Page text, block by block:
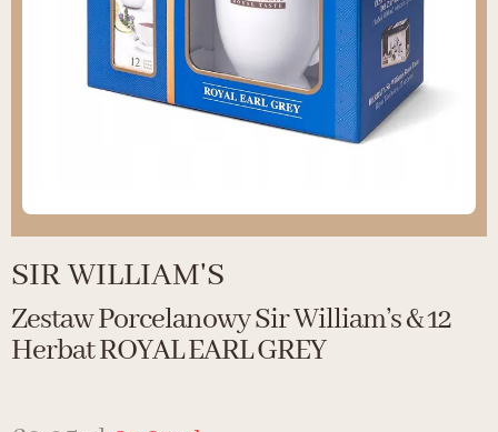
SIR WILLIAM'S
Zestaw Porcelanowy Sir William’s & 12
Herbat ROYAL EARL GREY